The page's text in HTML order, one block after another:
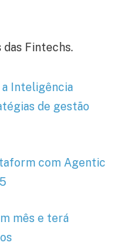
Fintechs.
a Inteligência
de gestão
com Agentic
mês e terá